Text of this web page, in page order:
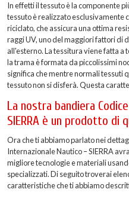
In effetti il tessuto è la componente
tessuto è realizzato esclusivamente
riciclato, che assicura una ottima
raggi UV, uno del maggiori fattori di
all'esterno. La tessitura viene fatta
la trama è formata da piccolissimi
significa che mentre normali tessuti
tessuto non si disferà. Questa
La nostra bandiera
SIERRA è un prodotto di
Ora che ti abbiamo parlato nei
Internazionale Nautico – SIERRA
migliore tecnologie e materiali
specializzati. Di seguito troverai
caratteristiche che ti abbiamo